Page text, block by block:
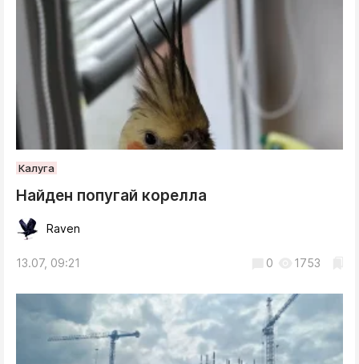
Калуга
Найден попугай корелла
Raven
13.07, 09:21 0 1753